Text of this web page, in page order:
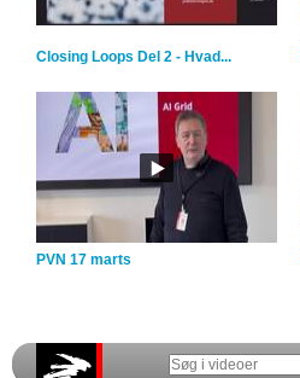
Closing Loops Del 2 - Hvad...
PVN 17 marts